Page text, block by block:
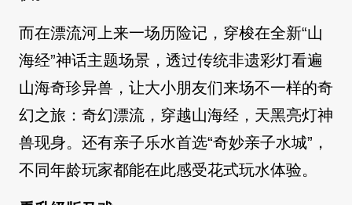
而在漂流河上来一场历险记，穿梭在全新“山
海经”神话主题场景，透过传统非遗彩灯看遍
山海奇珍异兽，让大小朋友们来场不一样的奇
幻之旅：奇幻漂流，穿越山海经，天黑亮灯神
兽现身。还有亲子乐水首选“奇妙亲子水城”，
不同年龄玩家都能在此感受花式玩水体验。